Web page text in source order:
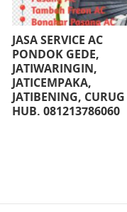
JASA SERVICE AC
PONDOK GEDE,
JATIWARINGIN,
JATICEMPAKA,
JATIBENING, CURUG
HUB. 081213786060